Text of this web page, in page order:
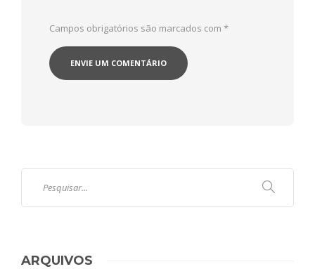
Campos obrigatórios são marcados com *
ARQUIVOS